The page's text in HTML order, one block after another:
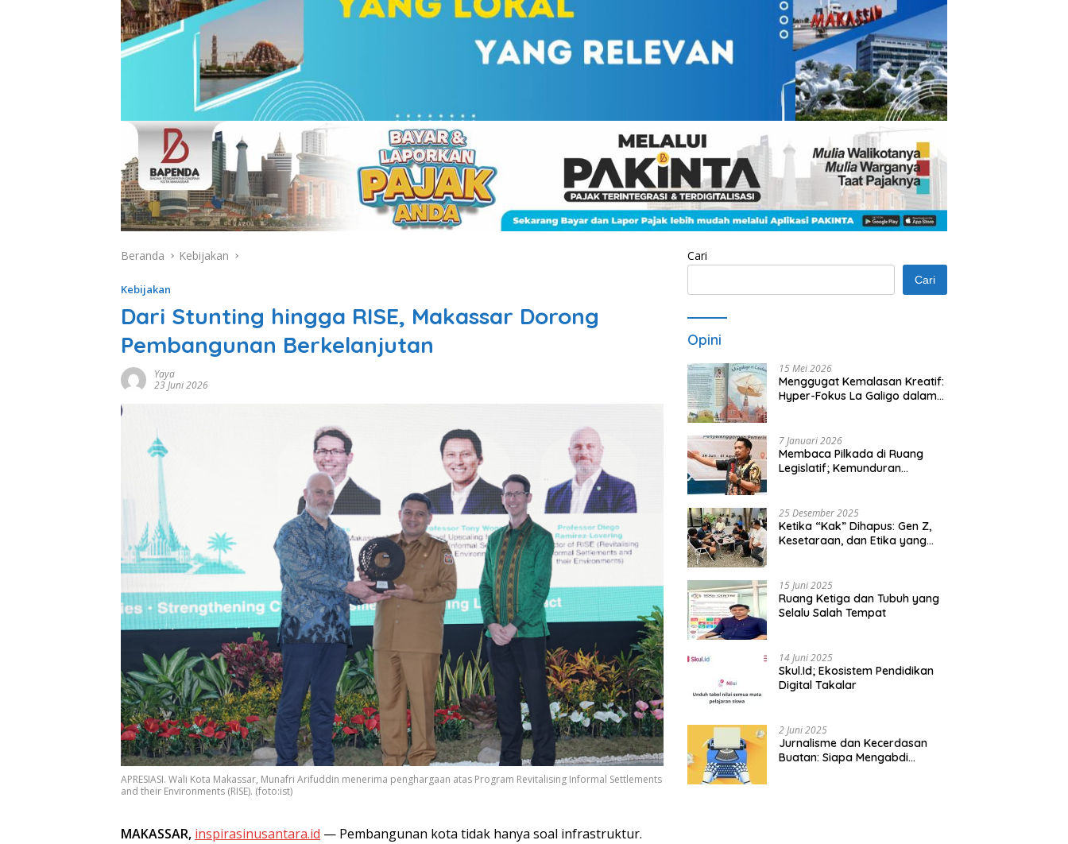
Beranda Kebijakan
Kebijakan
Dari Stunting hingga RISE, Makassar Dorong
Pembangunan Berkelanjutan
Yaya
23 Juni 2026
APRESIASI. Wali Kota Makassar, Munafri Arifuddin menerima penghargaan atas Program Revitalising Informal Settlements
and their Environments (RISE). (foto:ist)
MAKASSAR, inspirasinusantara.id — Pembangunan kota tidak hanya soal infrastruktur.
Cari
Cari
Opini
15 Mei 2026
Menggugat Kemalasan Kreatif:
Hyper-Fokus La Galigo dalam
7 Januari 2026
Membaca Pilkada di Ruang
Legislatif; Kemunduran
25 Desember 2025
Ketika “Kak” Dihapus: Gen Z,
Kesetaraan, dan Etika yang
15 Juni 2025
Ruang Ketiga dan Tubuh yang
Selalu Salah Tempat
14 Juni 2025
Skul.Id; Ekosistem Pendidikan
Digital Takalar
2 Juni 2025
Jurnalisme dan Kecerdasan
Buatan: Siapa Mengabdi